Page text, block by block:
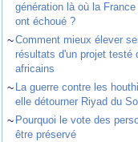
génération là où la
ont échoué ?
~Comment mieux élever
résultats d'un projet testé
africains
~ La guerre contre les
elle détourner Riyad du
~ Pourquoi le vote des
être préservé